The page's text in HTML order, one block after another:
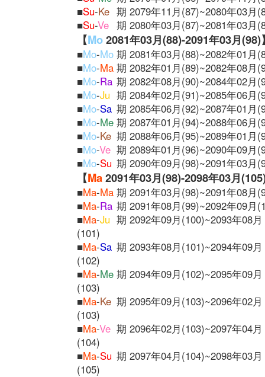
■Su-Ke 期 2079年11月(87)~2080年03月
■Su-Ve 期 2080年03月(87)~2081年03月
【Mo2081年03月(88)-2091年03月(98)
■Mo-Mo 期 2081年03月(88)~2082年01月
■Mo-Ma 期 2082年01月(89)~2082年08月
■Mo-Ra 期 2082年08月(90)~2084年02月
■Mo-Ju 期 2084年02月(91)~2085年06月
■Mo-Sa 期 2085年06月(92)~2087年01月
■Mo-Me 期 2087年01月(94)~2088年06月
■Mo-Ke 期 2088年06月(95)~2089年01月
■Mo-Ve 期 2089年01月(96)~2090年09月
■Mo-Su 期 2090年09月(98)~2091年03月
【Ma2091年03月(98)-2098年03月
■Ma-Ma 期 2091年03月(98)~2091年08月
■Ma-Ra 期 2091年08月(99)~2092年09月
■Ma-Ju 期 2092年09月(100)~2093年08月
(101)
■Ma-Sa 期 2093年08月(101)~2094年09月
(102)
■Ma-Me 期 2094年09月(102)~2095年09月
(103)
■Ma-Ke 期 2095年09月(103)~2096年02月
(103)
■Ma-Ve 期 2096年02月(103)~2097年04月
(104)
■Ma-Su 期 2097年04月(104)~2098年03月
(105)